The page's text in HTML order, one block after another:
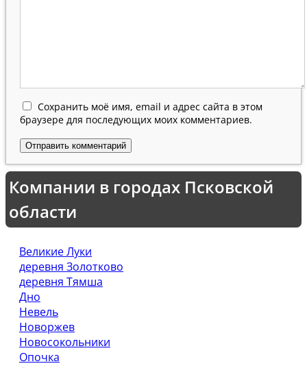
Сохранить моё имя, email и адрес сайта в этом
браузере для последующих моих комментариев.
Компании в городах Псковской
области
Великие Луки
деревня Золотково
деревня Тямша
Дно
Невель
Новоржев
Новосокольники
Опочка